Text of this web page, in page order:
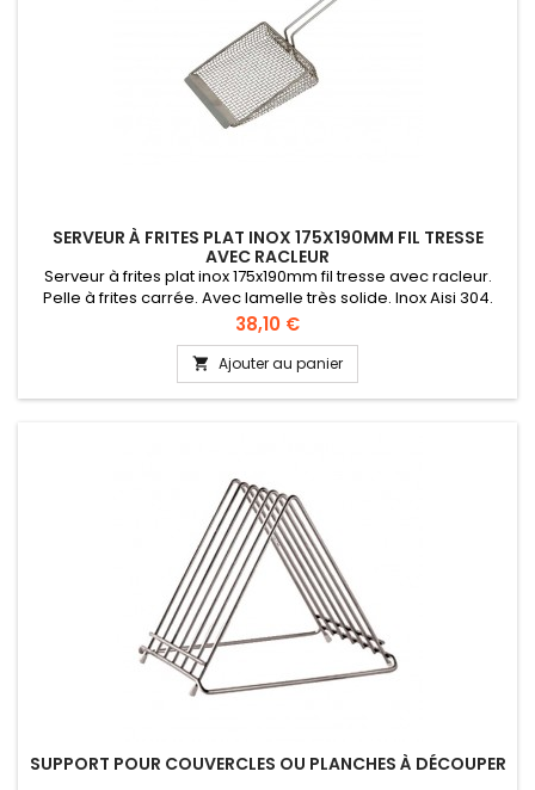
SERVEUR À FRITES PLAT INOX 175X190MM FIL TRESSE
AVEC RACLEUR
Serveur à frites plat inox 175x190mm fil tresse avec racleur.
Pelle à frites carrée. Avec lamelle très solide. Inox Aisi 304.
Indéformable. Longue durée de vie. Fil tressé pour plus de
solidité.
Prix
38,10 €
 Ajouter au panier
SUPPORT POUR COUVERCLES OU PLANCHES À DÉCOUPER